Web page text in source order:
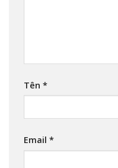
Tên *
Email *